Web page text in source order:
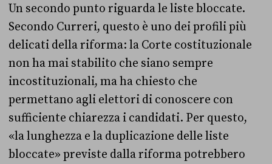
Un secondo punto riguarda le liste bloccate.
Secondo Curreri, questo è uno dei profili più
delicati della riforma: la Corte costituzionale
non ha mai stabilito che siano sempre
incostituzionali, ma ha chiesto che
permettano agli elettori di conoscere con
sufficiente chiarezza i candidati. Per questo,
«la lunghezza e la duplicazione delle liste
bloccate» previste dalla riforma potrebbero